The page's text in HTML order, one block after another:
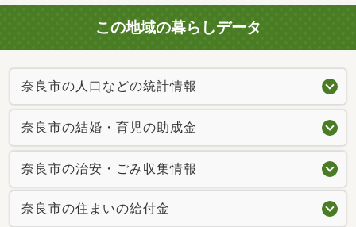
この地域の暮らしデータ
奈良市の人口などの統計情報
奈良市の結婚・育児の助成金
奈良市の治安・ごみ収集情報
奈良市の住まいの給付金